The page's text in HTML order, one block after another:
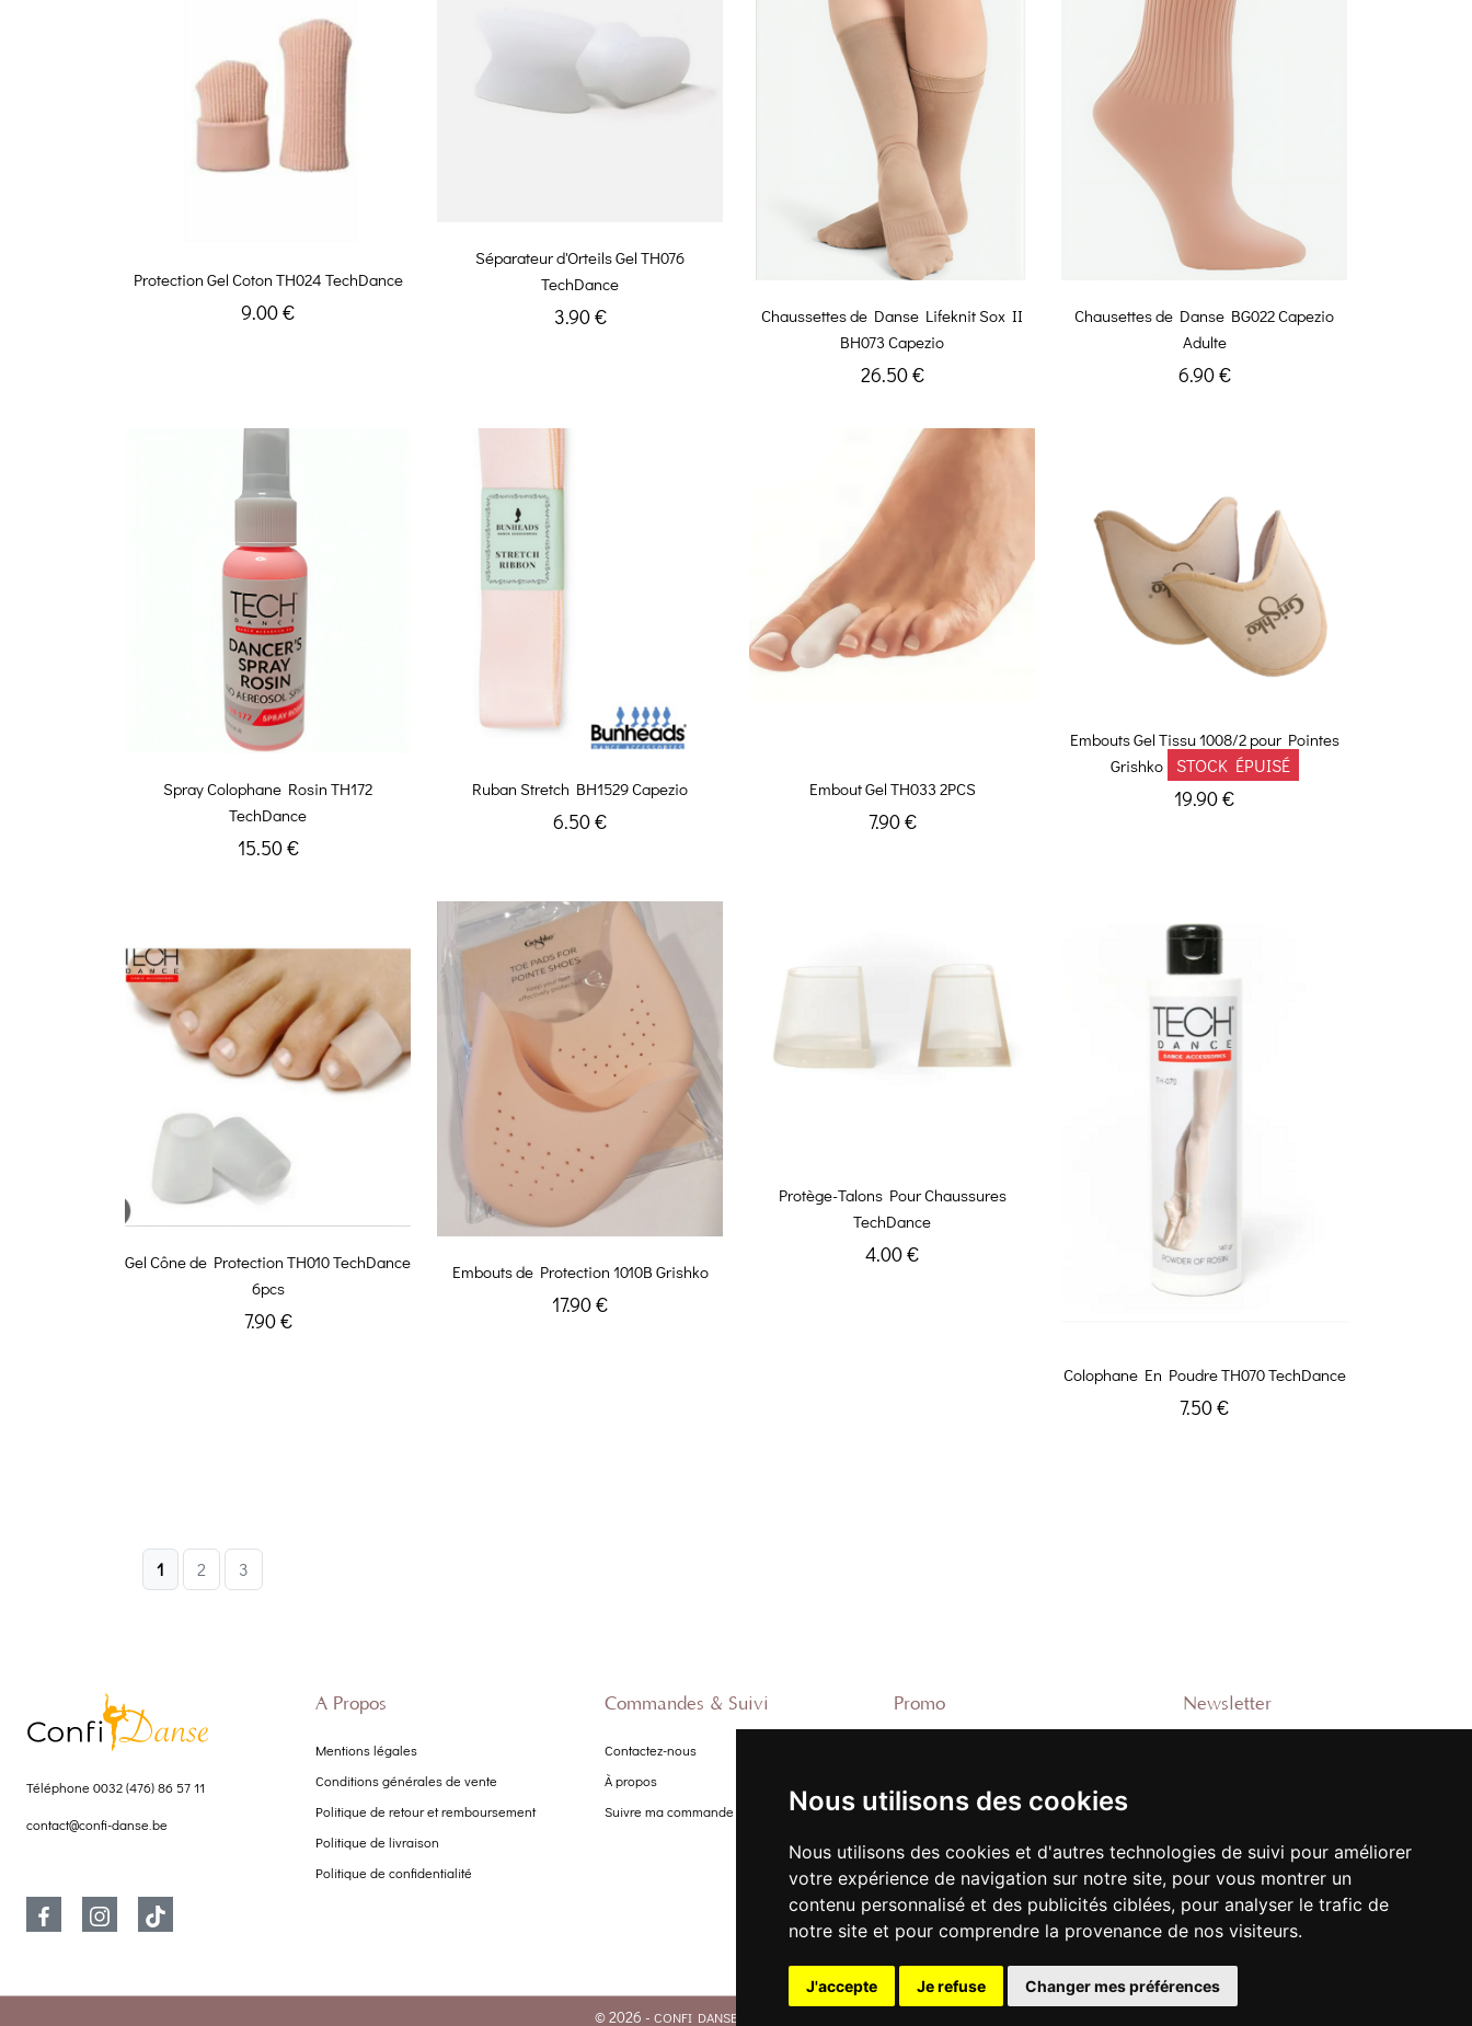
Nous utilisons des cookies
Nous utilisons des cookies et d'autres technologies de suivi pour améliorer
votre expérience de navigation sur notre site, pour vous montrer un
contenu personnalisé et des publicités ciblées, pour analyser le trafic de
notre site et pour comprendre la provenance de nos visiteurs.
J'accepte Je refuse Changer mes préférences
Protection Gel Coton TH024 TechDance
9.00 €
Séparateur d'Orteils Gel TH076
TechDance
3.90 €
Chaussettes de Danse Lifeknit Sox II
BH073 Capezio
26.50 €
Chausettes de Danse BG022 Capezio
Adulte
6.90 €
Spray Colophane Rosin TH172
TechDance
15.50 €
Ruban Stretch BH1529 Capezio
6.50 €
Embout Gel TH033 2PCS
7.90 €
Embouts Gel Tissu 1008/2 pour Pointes
Grishko
STOCK ÉPUISÉ
19.90 €
Gel Cône de Protection TH010 TechDance
6pcs
7.90 €
Embouts de Protection 1010B Grishko
17.90 €
Protège-Talons Pour Chaussures
TechDance
4.00 €
Colophane En Poudre TH070 TechDance
7.50 €
1 2 3
Téléphone 0032 (476) 86 57 11
contact@confi-danse.be
À Propos
Mentions légales
Conditions générales de vente
Politique de retour et remboursement
Politique de livraison
Politique de confidentialité
Commandes & Suivi
Contactez-nous
À propos
Suivre ma commande
Promo
Promo Homme
Promo Enfant
Newsletter
© 2026 - CONFI DANSE